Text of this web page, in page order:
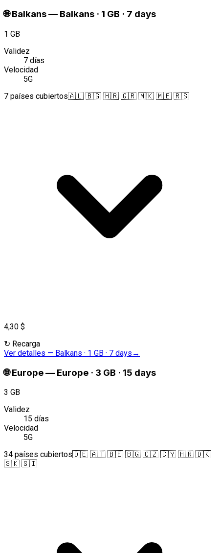
🌐 Balkans— Balkans · 1 GB · 7 days
1 GB
Validez
7 días
Velocidad
5G
7 países cubiertos🇦🇱 🇧🇬 🇭🇷 🇬🇷 🇲🇰 🇲🇪 🇷🇸
4,30 $
↻ Recarga
Ver detalles — Balkans · 1 GB · 7 days →
🌐 Europe— Europe · 3 GB · 15 days
3 GB
Validez
15 días
Velocidad
5G
34 países cubiertos🇩🇪 🇦🇹 🇧🇪 🇧🇬 🇨🇿 🇨🇾 🇭🇷 🇩🇰
🇸🇰 🇸🇮